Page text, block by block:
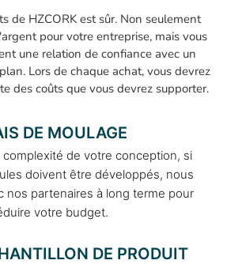
de HZCORK est sûr. Non seulement
pour votre entreprise, mais vous
une relation de confiance avec un
Lors de chaque achat, vous devrez
des coûts que vous devrez supporter.
DE MOULAGE
complexité de votre conception, si
doivent être développés, nous
nos partenaires à long terme pour
votre budget.
DE PRODUIT